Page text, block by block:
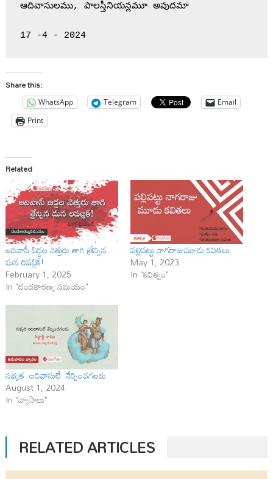
ఆదివాసులము, పాలస్తీనియన్లమూ అవుదమా
17 -4 - 2024
Share this:
WhatsApp Telegram
Email
Print
Related
ఆదివాసీ బిడ్డల నెత్తురు తాగి త్రేన్చిన
మన రిపబ్లిక్!
February 1, 2025
In "దండకారణ్య సమయం"
పల్లిపట్టు నాగరాజుమూడు కవితలు
May 1, 2023
In "కవిత్వం"
సభ్యత ఆదివాసులే నేర్పించగలరు
August 1, 2024
In "వ్యాసాలు"
RELATED ARTICLES